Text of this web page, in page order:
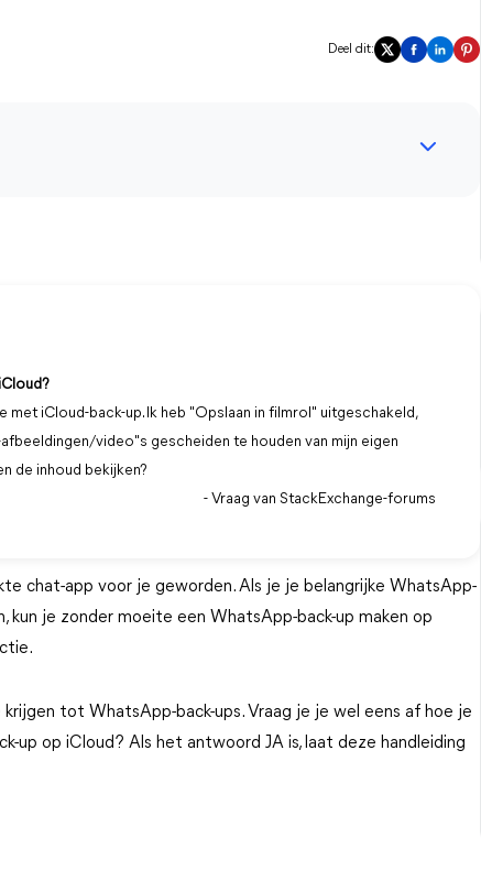
Deel dit:
met iCloud-back-up. Ik heb "Opslaan in filmrol" uitgeschakeld,
video"s gescheiden te houden van mijn eigen
de inhoud bekijken?
- Vraag van StackExchange-forums
chat-app voor je geworden. Als je je belangrijke WhatsApp-
je zonder moeite een WhatsApp-back-up maken op
tot WhatsApp-back-ups. Vraag je je wel eens af hoe je
up op iCloud? Als het antwoord JA is, laat deze handleiding